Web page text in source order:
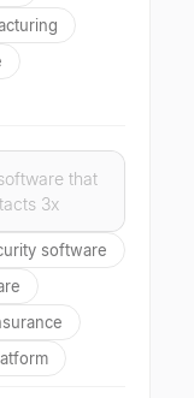
software